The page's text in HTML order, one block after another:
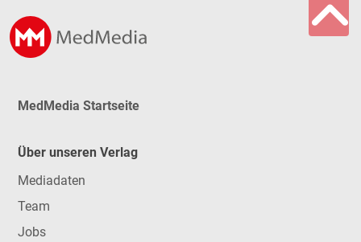
MedMedia Startseite
Über unseren Verlag
Mediadaten
Team
Jobs